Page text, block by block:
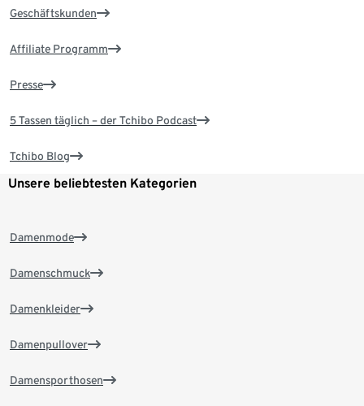
Geschäftskunden
Affiliate Programm
Presse
5 Tassen täglich – der Tchibo Podcast
Tchibo Blog
Unsere beliebtesten Kategorien
Damenmode
Damenschmuck
Damenkleider
Damenpullover
Damensporthosen